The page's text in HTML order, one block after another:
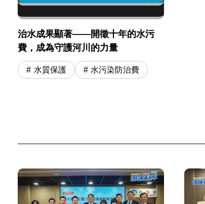
治水成果顯著——開徵十年的水污
費，成為守護河川的力量
水質保護 水污染防治費